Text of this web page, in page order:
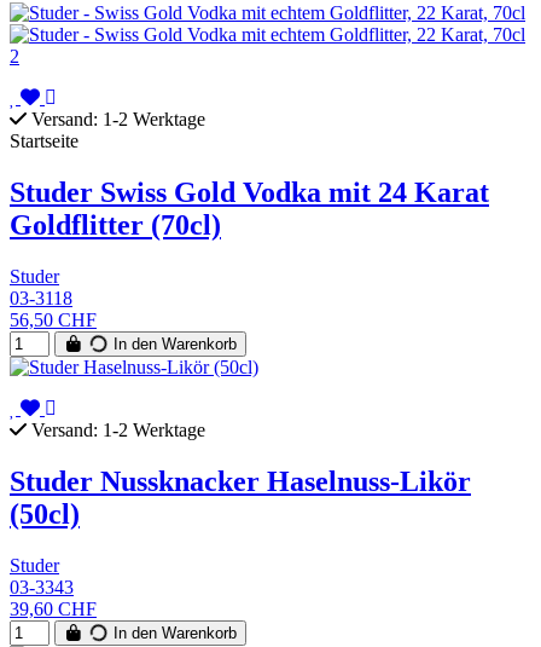
Versand: 1-2 Werktage
Startseite
Studer Swiss Gold Vodka mit 24 Karat
Goldflitter (70cl)
Studer
03-3118
56,50 CHF
In den Warenkorb
Versand: 1-2 Werktage
Studer Nussknacker Haselnuss-Likör
(50cl)
Studer
03-3343
39,60 CHF
In den Warenkorb